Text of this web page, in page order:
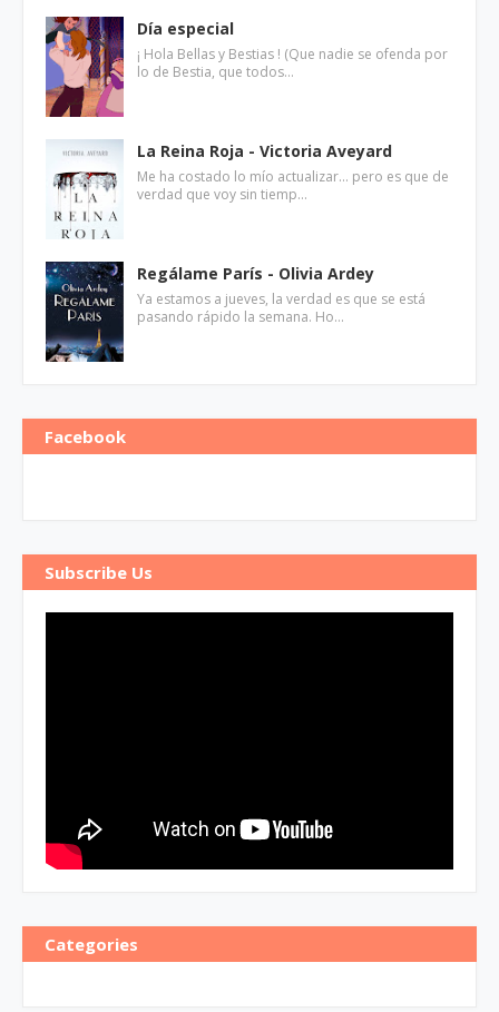
Día especial
¡ Hola Bellas y Bestias ! (Que nadie se ofenda por
lo de Bestia, que todos…
La Reina Roja - Victoria Aveyard
Me ha costado lo mío actualizar... pero es que de
verdad que voy sin tiemp…
Regálame París - Olivia Ardey
Ya estamos a jueves, la verdad es que se está
pasando rápido la semana. Ho…
Facebook
Subscribe Us
Categories